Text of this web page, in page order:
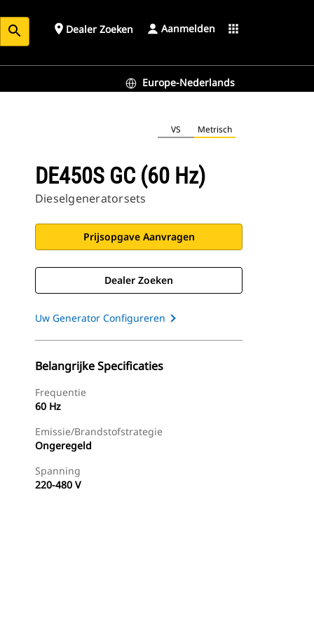
search place Dealer Zoeken Aanmelden apps
Europe-Nederlands
VS Metrisch
DE450S GC (60 Hz)
Dieselgeneratorsets
Prijsopgave Aanvragen
Dealer Zoeken
Uw Generator Configureren
Belangrijke Specificaties
Frequentie
60 Hz
Emissie/brandstofstrategie
Ongeregeld
Spanning
220-480 V